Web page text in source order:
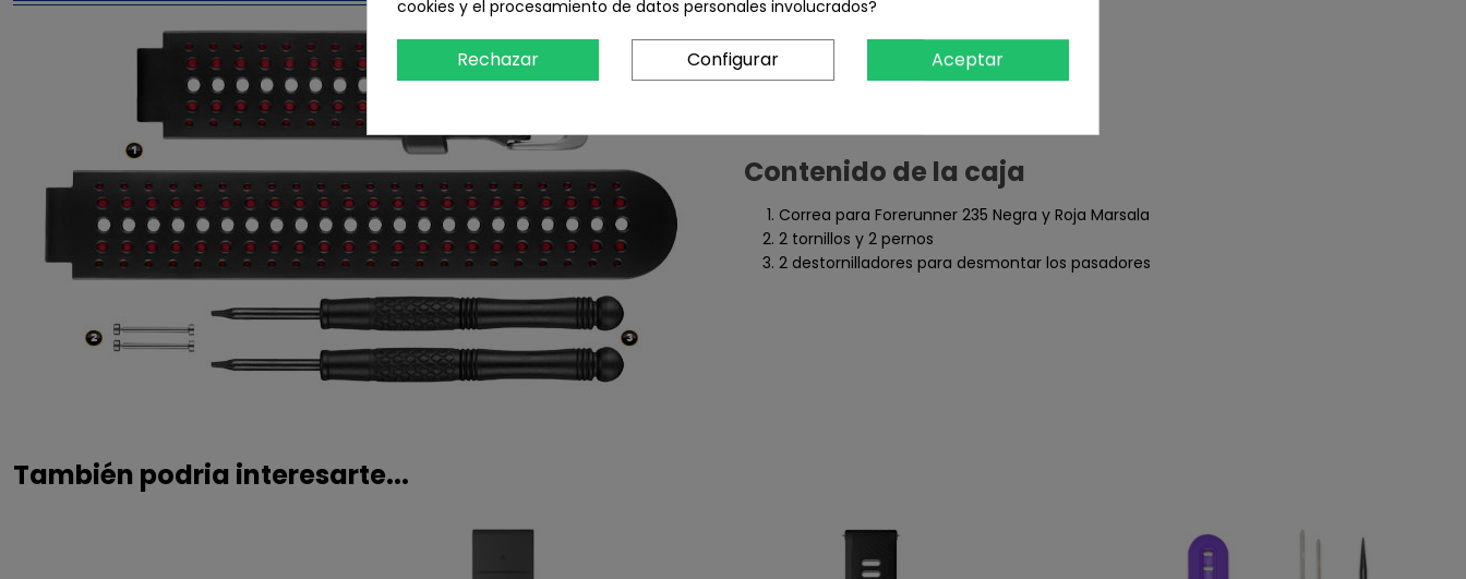
Contenido de la caja
Correa para Forerunner 235 Negra y Roja Marsala
2 tornillos y 2 pernos
2 destornilladores para desmontar los pasadores
También podria interesarte...
cookies y el procesamiento de datos personales involucrados?
Rechazar Configurar Aceptar